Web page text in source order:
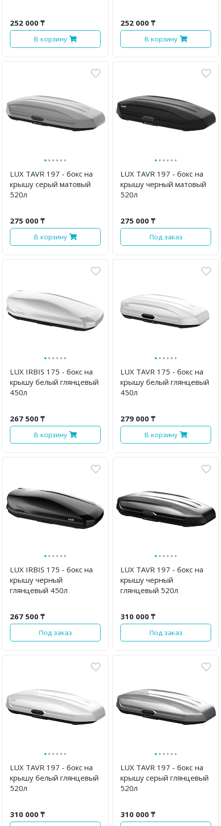
252 000 ₸
В корзину
252 000 ₸
В корзину
······
LUX TAVR 197 - бокс на
крышу серый матовый
520л
275 000 ₸
В корзину
······
LUX TAVR 197 - бокс на
крышу черный матовый
520л
275 000 ₸
Под заказ
······
LUX IRBIS 175 - бокс на
крышу белый глянцевый
450л
267 500 ₸
В корзину
······
LUX TAVR 175 - бокс на
крышу белый глянцевый
450л
279 000 ₸
В корзину
······
LUX IRBIS 175 - бокс на
крышу черный
глянцевый 450л
267 500 ₸
Под заказ
······
LUX TAVR 197 - бокс на
крышу черный
глянцевый 520л
310 000 ₸
Под заказ
······
LUX TAVR 197 - бокс на
крышу белый глянцевый
520л
310 000 ₸
······
LUX TAVR 197 - бокс на
крышу серый глянцевый
520л
310 000 ₸